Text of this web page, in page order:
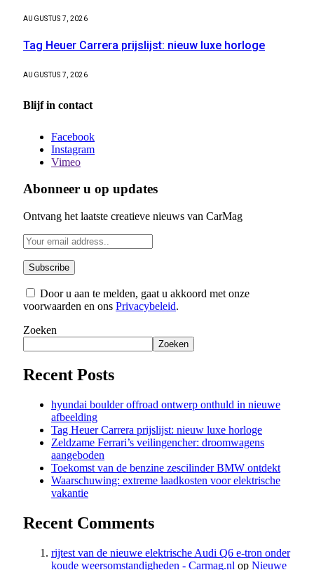
AUGUSTUS 7, 2026
Tag Heuer Carrera prijslijst: nieuw luxe horloge
AUGUSTUS 7, 2026
Blijf in contact
Facebook
Instagram
Vimeo
Abonneer u op updates
Ontvang het laatste creatieve nieuws van CarMag
Door u aan te melden, gaat u akkoord met onze
voorwaarden en ons Privacybeleid.
Zoeken
Zoeken
Recent Posts
hyundai boulder offroad ontwerp onthuld in nieuwe
afbeelding
Tag Heuer Carrera prijslijst: nieuw luxe horloge
Zeldzame Ferrari’s veilingencher: droomwagens
aangeboden
Toekomst van de benzine zescilinder BMW ontdekt
Waarschuwing: extreme laadkosten voor elektrische
vakantie
Recent Comments
rijtest van de nieuwe elektrische Audi Q6 e-tron onder
koude weersomstandigheden - Carmag.nl op Nieuwe